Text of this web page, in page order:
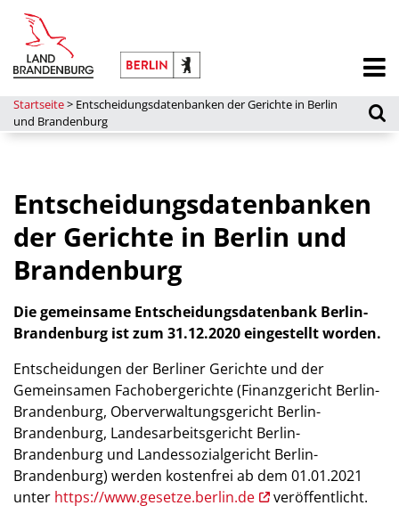
Startseite> Entscheidungsdatenbanken der Gerichte in Berlin
und Brandenburg
Entscheidungsdatenbanken
der Gerichte in Berlin und
Brandenburg
Die gemeinsame Entscheidungsdatenbank Berlin-
Brandenburg ist zum 31.12.2020 eingestellt worden.
Entscheidungen der Berliner Gerichte und der
Gemeinsamen Fachobergerichte (Finanzgericht Berlin-
Brandenburg, Oberverwaltungsgericht Berlin-
Brandenburg, Landesarbeitsgericht Berlin-
Brandenburg und Landessozialgericht Berlin-
Brandenburg) werden kostenfrei ab dem 01.01.2021
unter https://www.gesetze.berlin.de
veröffentlicht.